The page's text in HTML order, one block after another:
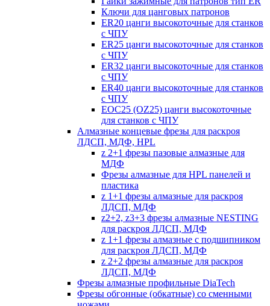
Ключи для цанговых патронов
ER20 цанги высокоточные для станков
с ЧПУ
ER25 цанги высокоточные для станков
с ЧПУ
ER32 цанги высокоточные для станков
с ЧПУ
ER40 цанги высокоточные для станков
с ЧПУ
EOC25 (OZ25) цанги высокоточные
для станков с ЧПУ
Алмазные концевые фрезы для раскроя
ЛДСП, МДФ, HPL
z 2+1 фрезы пазовые алмазные для
МДФ
Фрезы алмазные для HPL панелей и
пластика
z 1+1 фрезы алмазные для раскроя
ЛДСП, МДФ
z2+2, z3+3 фрезы алмазные NESTING
для раскроя ЛДСП, МДФ
z 1+1 фрезы алмазные с подшипником
для раскроя ЛДСП, МДФ
z 2+2 фрезы алмазные для раскроя
ЛДСП, МДФ
Фрезы алмазные профильные DiaTech
Фрезы обгонные (обкатные) со сменными